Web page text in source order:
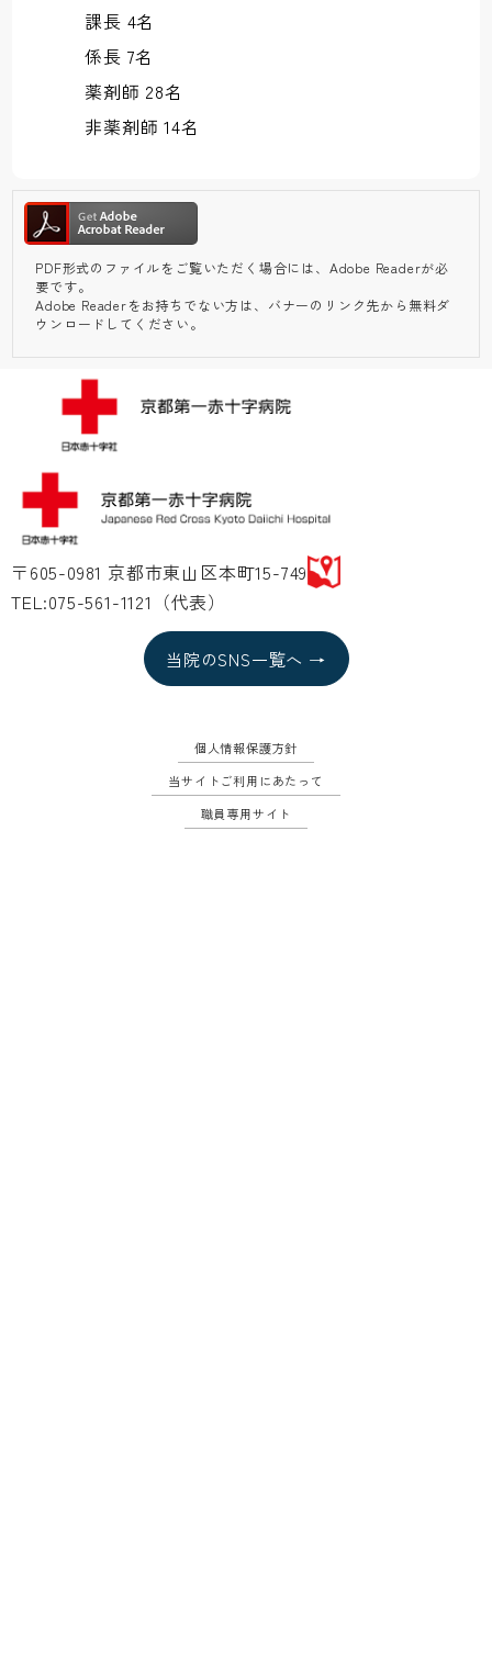
課長 4名
係長 7名
薬剤師 28名
非薬剤師 14名
PDF形式のファイルをご覧いただく場合には、Adobe Readerが必
要です。
Adobe Readerをお持ちでない方は、バナーのリンク先から無料ダ
ウンロードしてください。
〒605-0981 京都市東山区本町15-749
TEL:075-561-1121（代表）
当院のSNS一覧へ →
個人情報保護方針
当サイトご利用にあたって
職員専用サイト